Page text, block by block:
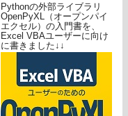
Pythonの外部ライブラリ
OpenPyXL（オープンパイ
エクセル）の入門書を、
Excel VBAユーザーに向け
に書きました↓↓